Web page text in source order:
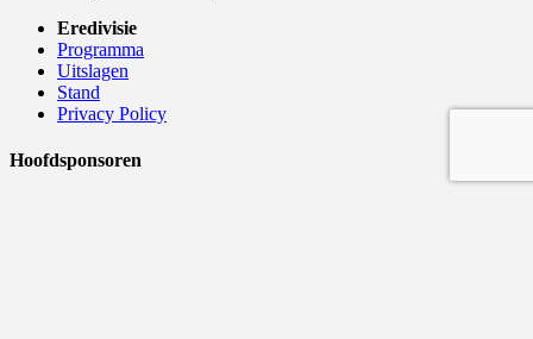
Eredivisie
Programma
Uitslagen
Stand
Privacy Policy
Hoofdsponsoren